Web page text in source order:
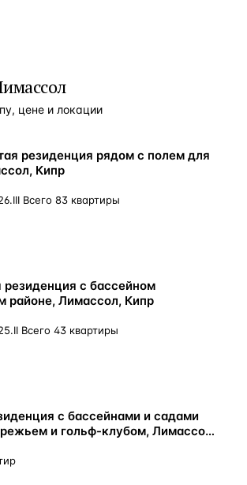
цене и локации
резиденция рядом с полем для
Кипр
Всего 83 квартиры
с бассейном
районе, Лимассол, Кипр
Всего 43 квартиры
с бассейнами и садами
и гольф-клубом, Лимассол,